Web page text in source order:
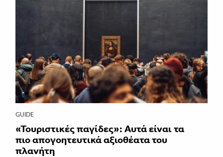
GUIDE
«Τουριστικές παγίδες»: Αυτά είναι τα
πιο απογοητευτικά αξιοθέατα του
πλανήτη